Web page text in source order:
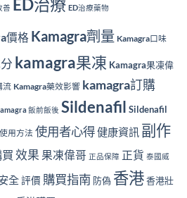
善 ED治療 ED治療藥物
價格 Kamagra劑量 Kamagra口味
kamagra果凍 Kamagra果凍偉
流 Kamagra藥效影響 kamagra訂購
飯前飯後 Sildenafil Sildenafil
使用方法 使用者心得健康資訊 副作
效果 果凍偉哥 正品保障 正貨 泰國威
全評價 購買指南 防偽 香港香港壯